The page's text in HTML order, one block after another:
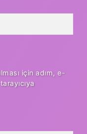
için adım, e-